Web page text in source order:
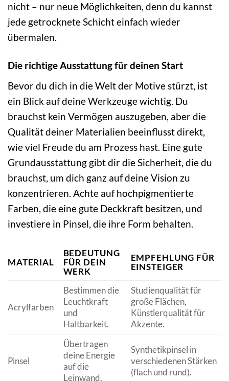
nicht – nur neue Möglichkeiten, denn du kannst
jede getrocknete Schicht einfach wieder
übermalen.
Die richtige Ausstattung für deinen Start
Bevor du dich in die Welt der Motive stürzt, ist
ein Blick auf deine Werkzeuge wichtig. Du
brauchst kein Vermögen auszugeben, aber die
Qualität deiner Materialien beeinflusst direkt,
wie viel Freude du am Prozess hast. Eine gute
Grundausstattung gibt dir die Sicherheit, die du
brauchst, um dich ganz auf deine Vision zu
konzentrieren. Achte auf hochpigmentierte
Farben, die eine gute Deckkraft besitzen, und
investiere in Pinsel, die ihre Form behalten.
MATERIAL
BEDEUTUNG
FÜR DEIN
WERK
EMPFEHLUNG FÜR
EINSTEIGER
Acrylfarben
Bestimmen die
Leuchtkraft
und
Haltbarkeit.
Studienqualität für
große Flächen,
Künstlerqualität für
Akzente.
Pinsel
Übertragen
deine Energie
auf die
Leinwand.
Synthetikpinsel in
verschiedenen Stärken
(flach und rund).